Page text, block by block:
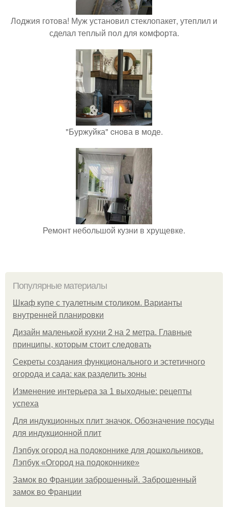
Лоджия готова! Муж установил стеклопакет, утеплил и
сделал теплый пол для комфорта.
"Буржуйка" cнова в моде.
Ремонт небольшой кузни в хрущевке.
Популярные материалы
Шкаф купе с туалетным столиком. Варианты
внутренней планировки
Дизайн маленькой кухни 2 на 2 метра. Главные
принципы, которым стоит следовать
Секреты создания функционального и эстетичного
огорода и сада: как разделить зоны
Изменение интерьера за 1 выходные: рецепты
успеха
Для индукционных плит значок. Обозначение посуды
для индукционной плит
Лэпбук огород на подоконнике для дошкольников.
Лэпбук «Огород на подоконнике»
Замок во Франции заброшенный. Заброшенный
замок во Франции